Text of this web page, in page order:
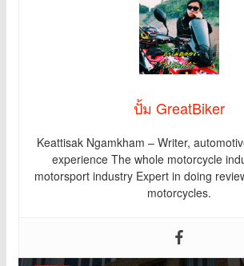
ปั้ม GreatBiker
Keattisak Ngamkham – Writer,
experience The whole motorcycle
motorsport industry Expert in doing
motorcycles.